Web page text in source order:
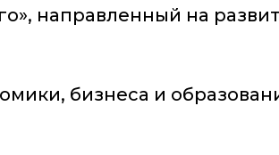
направленный на
бизнеса и